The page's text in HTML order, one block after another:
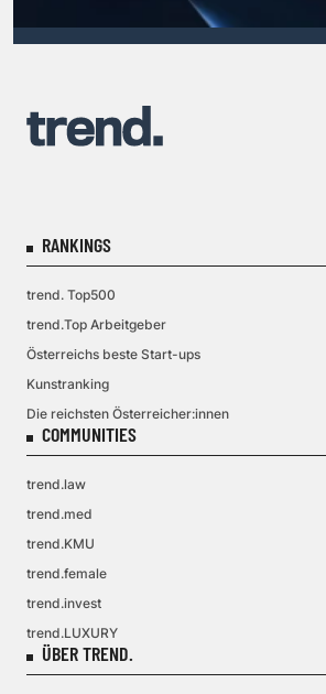
RANKINGS
trend. Top500
trend.Top Arbeitgeber
Österreichs beste Start-ups
Kunstranking
Die reichsten Österreicher:innen
COMMUNITIES
trend.law
trend.med
trend.KMU
trend.female
trend.invest
trend.LUXURY
ÜBER TREND.